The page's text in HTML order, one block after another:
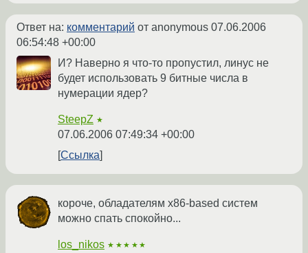
Ответ на: комментарий от anonymous 07.06.2006
06:54:48 +00:00
И? Наверно я что-то пропустил, линус не
будет использовать 9 битные числа в
нумерации ядер?
SteepZ ★
07.06.2006 07:49:34 +00:00
Ссылка
короче, обладателям x86-based систем
можно спать спокойно...
los_nikos ★★★★★